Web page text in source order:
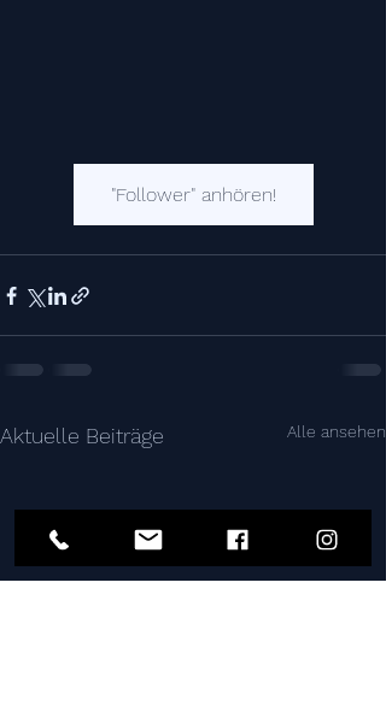
"Follower" anhören!
Aktuelle Beiträge Alle ansehen